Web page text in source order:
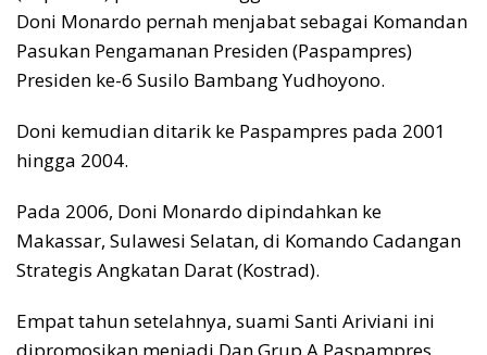
Doni Monardo pernah menjabat sebagai Komandan
Pasukan Pengamanan Presiden (Paspampres)
Presiden ke-6 Susilo Bambang Yudhoyono.
Doni kemudian ditarik ke Paspampres pada 2001
hingga 2004.
Pada 2006, Doni Monardo dipindahkan ke
Makassar, Sulawesi Selatan, di Komando Cadangan
Strategis Angkatan Darat (Kostrad).
Empat tahun setelahnya, suami Santi Ariviani ini
dipromosikan menjadi Dan Grup A Paspampres